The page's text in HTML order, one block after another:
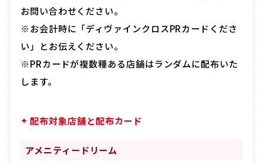
お問い合わせください。
※お会計時に「ディヴァインクロスPRカードくださ
い」とお伝えください。
※PRカードが複数種ある店舗はランダムに配布いた
します。
配布対象店舗と配布カード
アメニティードリーム